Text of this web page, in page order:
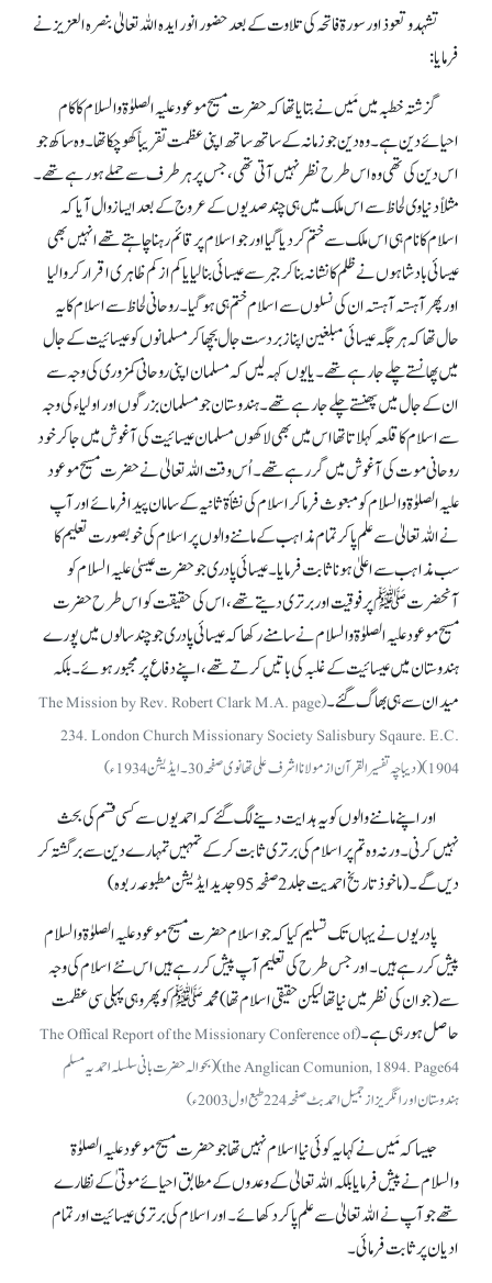
تشہد و تعوذ اور سورة فاتحہ کی تلاوت کے بعد حضور انور ایدہ اللہ تعالیٰ بنصرہ العزیز نے
فرمایا:
گزشتہ خطبہ میں مَیں نے بتایا تھا کہ حضرت مسیح موعود علیہ الصلوٰۃ والسلام کا کام
احیائے دین ہے۔ وہ دین جو زمانہ کے ساتھ ساتھ اپنی عظمت تقریباً کھو چکا تھا۔ وہ ساکھ جو
اس دین کی تھی وہ اس طرح نظر نہیں آتی تھی، جس پر ہر طرف سے حملے ہو رہے تھے۔
مثلاًدنیاوی لحاظ سے اس ملک میں ہی چند صدیوں کے عروج کے بعد ایسا زوال آیا کہ
اسلام کا نام ہی اس ملک سے ختم کر دیا گیا اور جو اسلام پر قائم رہنا چاہتے تھے انہیں بھی
عیسائی بادشاہوں نے ظلم کا نشانہ بنا کر جبر سے عیسائی بنا لیا یا کم از کم ظاہری اقرار کروا لیا
اور پھر آہستہ آہستہ ان کی نسلوں سے اسلام ختم ہی ہو گیا۔ روحانی لحاظ سے اسلام کا یہ
حال تھا کہ ہر جگہ عیسائی مبلغین اپنا زبردست جال بچھا کر مسلمانوں کو عیسائیت کے جال
میں پھانستے چلے جا رہے تھے۔ یا یوں کہہ لیں کہ مسلمان اپنی روحانی کمزوری کی وجہ سے
ان کے جال میں پھنستے چلے جا رہے تھے۔ ہندوستان جو مسلمان بزرگوں اور اولیاء کی وجہ
سے اسلام کا قلعہ کہلاتا تھا اس میں بھی لاکھوں مسلمان عیسائیت کی آغوش میں جا کر خود
روحانی موت کی آغوش میں گر رہے تھے۔ اُس وقت اللہ تعالیٰ نے حضرت مسیح موعود
علیہ الصلوٰۃ والسلام کو مبعوث فرما کر اسلام کی نشأة ثانیہ کے سامان پیدا فرمائے اور آپ
نے اللہ تعالیٰ سے علم پا کر تمام مذاہب کے ماننے والوں پر اسلام کی خوبصورت تعلیم کا
سب مذاہب سے اعلیٰ ہونا ثابت فرمایا۔ عیسائی پادری جوحضرت عیسیٰ علیہ السلام کو
آنحضرتﷺ پر فوقیت اور برتری دیتے تھے، اس کی حقیقت کو اس طرح حضرت
مسیح موعود علیہ الصلوٰۃ والسلام نے سامنے رکھا کہ عیسائی پادری جو چند سالوں میں پورے
ہندوستان میں عیسائیت کے غلبہ کی باتیں کرتے تھے، اپنے دفاع پر مجبور ہوئے۔ بلکہ
میدان سے ہی بھاگ گئے۔ (The Mission by Rev. Robert Clark M.A. page
234. London Church Missionary Society Salisbury Sqaure. E.C.
1904) (دیباچہ تفسیر القرآن از مولانا اشرف علی تھانوی صفحہ 30۔ ایڈیشن 1934ء)
اور اپنے ماننے والوں کو یہ ہدایت دینے لگ گئے کہ احمدیوں سے کسی قسم کی بحث
نہیں کرنی۔ ورنہ وہ تم پر اسلام کی برتری ثابت کر کے تمہیں تمہارے دین سے برگشتہ کر
دیں گے۔ (ماخوذ تاریخ احمدیت جلد 2 صفحہ 95 جدید ایڈیشن مطبوعہ ربوہ)
پادریوں نے یہاں تک تسلیم کیا کہ جو اسلام حضرت مسیح موعود علیہ الصلوٰۃ والسلام
پیش کر رہے ہیں۔ اور جس طرح کی تعلیم آپ پیش کر رہے ہیں اس نئے اسلام کی وجہ
سے (جو ان کی نظر میں نیا تھا لیکن حقیقی اسلام تھا) محمدﷺ کو پھر وہی پہلی سی عظمت
حاصل ہو رہی ہے۔ (The Offical Report of the Missionary Conference of
the Anglican Comunion, 1894. Page64) (بحوالہ حضرت بانی سلسلہ احمدیہ مسلم
ہندوستان اور انگریز از جمیل احمد بٹ صفحہ 224طبع اول 2003ء)
جیسا کہ مَیں نے کہایہ کوئی نیا اسلام نہیں تھا جو حضرت مسیح موعود علیہ الصلوٰۃ
والسلام نے پیش فرمایا بلکہ اللہ تعالیٰ کے وعدوں کے مطابق احیائے موتیٰ کے نظارے
تھے جو آپ نے اللہ تعالیٰ سے علم پا کر دکھائے۔ اور اسلام کی برتری عیسائیت اور تمام
ادیان پر ثابت فرمائی۔